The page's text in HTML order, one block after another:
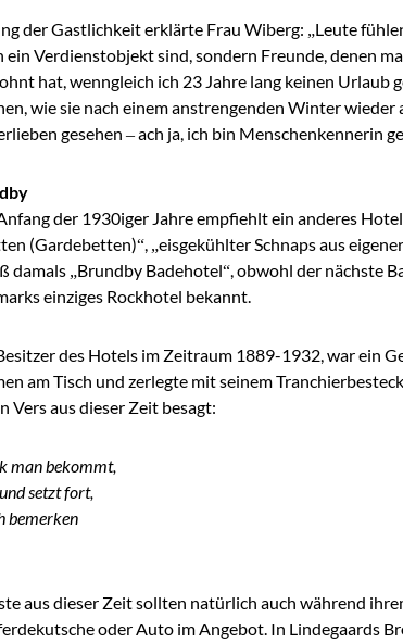
der Gastlichkeit erklärte Frau Wiberg: „Leute
Verdienstobjekt sind, sondern Freunde, denen
hat, wenngleich ich 23 Jahre lang keinen Urlaub
wie sie nach einem anstrengenden Winter
gesehen – ach ja, ich bin Menschenkennerin
der 1930iger Jahre empfiehlt ein anderes
(Gardebetten)“, „eisgekühlter Schnaps aus
damals „Brundby Badehotel“, obwohl der nächste
einziges Rockhotel bekannt.
des Hotels im Zeitraum 1889-1932, war ein
am Tisch und zerlegte mit seinem
Vers aus dieser Zeit besagt:
man bekommt,
setzt fort,
bemerken
aus dieser Zeit sollten natürlich auch während
oder Auto im Angebot. In Lindegaards